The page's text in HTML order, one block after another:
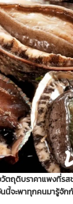
ถุดิบราคาแพงที่รส
นนี้จะพาทุกคนมารู้จัก